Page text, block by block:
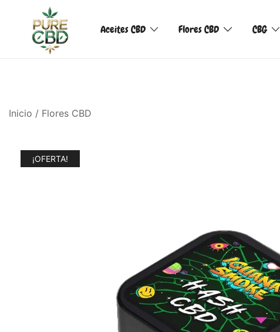
Aceites CBD Flores CBD CBG
Inicio / Flores CBD
¡OFERTA!